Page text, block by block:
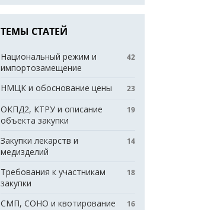
ТЕМЫ СТАТЕЙ
Национальный режим и
импортозамещение
42
НМЦК и обоснование цены 23
ОКПД2, КТРУ и описание
объекта закупки
19
Закупки лекарств и
медизделий
14
Требования к участникам
закупки
18
СМП, СОНО и квотирование 16